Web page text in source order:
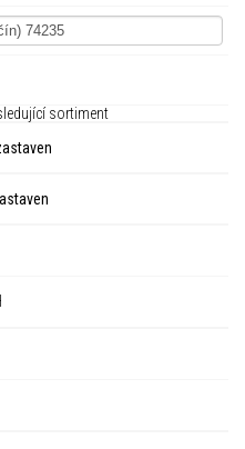
sortiment